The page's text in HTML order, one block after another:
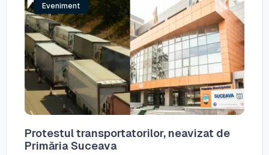
Eveniment
Protestul transportatorilor, neavizat de
Primăria Suceava